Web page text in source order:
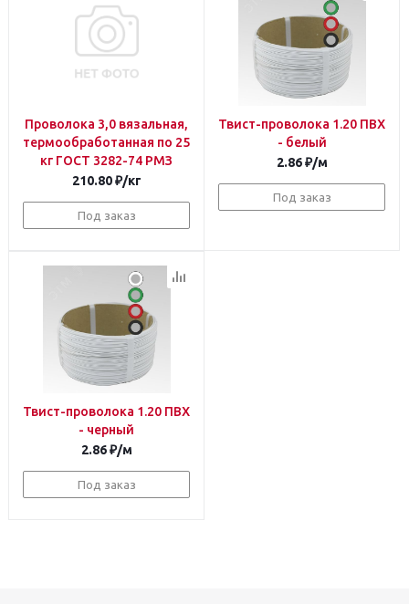
Проволока 3,0 вязальная,
термообработанная по 25
кг ГОСТ 3282-74 РМЗ
210.80₽/кг
Под заказ
Твист-проволока 1.20 ПВХ
- белый
2.86₽/м
Под заказ
Твист-проволока 1.20 ПВХ
- черный
2.86₽/м
Под заказ